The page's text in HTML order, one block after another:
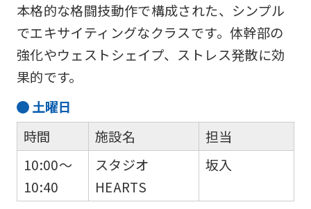
本格的な格闘技動作で構成された、シンプル
でエキサイティングなクラスです。体幹部の
強化やウェストシェイプ、ストレス発散に効
果的です。
土曜日
時間
10:00～
10:40
施設名
スタジオ
HEARTS
担当
坂入